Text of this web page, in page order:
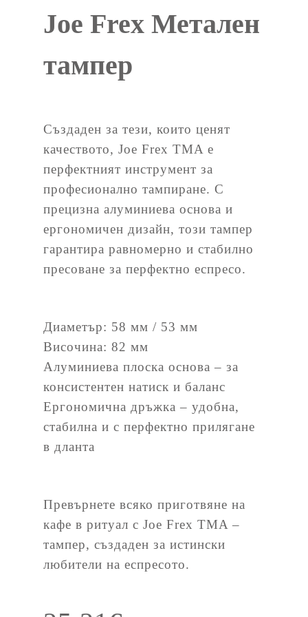
Joe Frex Метален
тампер
Създаден за тези, които ценят
качеството, Joe Frex TMA е
перфектният инструмент за
професионално тампиране. С
прецизна алуминиева основа и
ергономичен дизайн, този тампер
гарантира равномерно и стабилно
пресоване за перфектно еспресо.
Диаметър: 58 мм / 53 мм
Височина: 82 мм
Алуминиева плоска основа – за
консистентен натиск и баланс
Ергономична дръжка – удобна,
стабилна и с перфектно прилягане
в дланта
Превърнете всяко приготвяне на
кафе в ритуал с Joe Frex TMA –
тампер, създаден за истински
любители на еспресото.